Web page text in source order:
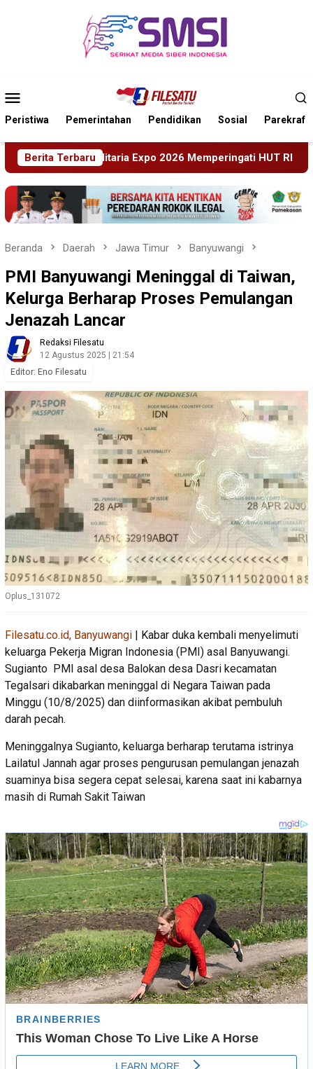
Mobile
Peristiwa Pemerintahan Pendidikan Sosial Parekraf
Berita Terbaru
HUT RI Ke 81 Dan Hari Jadi Ke 702 Kabupaten Blitar,
Beranda Daerah Jawa Timur Banyuwangi
PMI Banyuwangi Meninggal di Taiwan,
Kelurga Berharap Proses Pemulangan
Jenazah Lancar
Redaksi Filesatu
12 Agustus 2025 | 21:54
Editor: Eno Filesatu
Oplus_131072
Filesatu.co.id, Banyuwangi | Kabar duka kembali menyelimuti
keluarga Pekerja Migran Indonesia (PMI) asal Banyuwangi.
Sugianto PMI asal desa Balokan desa Dasri kecamatan
Tegalsari dikabarkan meninggal di Negara Taiwan pada
Minggu (10/8/2025) dan diinformasikan akibat pembuluh
darah pecah.
Meninggalnya Sugianto, keluarga berharap terutama istrinya
Lailatul Jannah agar proses pengurusan pemulangan jenazah
suaminya bisa segera cepat selesai, karena saat ini kabarnya
masih di Rumah Sakit Taiwan